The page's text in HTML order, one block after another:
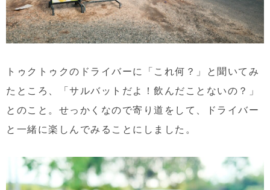
トゥクトゥクのドライバーに「これ何？」と聞いてみ
たところ、「サルバットだよ！飲んだことないの？」
とのこと。せっかくなので寄り道をして、ドライバー
と一緒に楽しんでみることにしました。